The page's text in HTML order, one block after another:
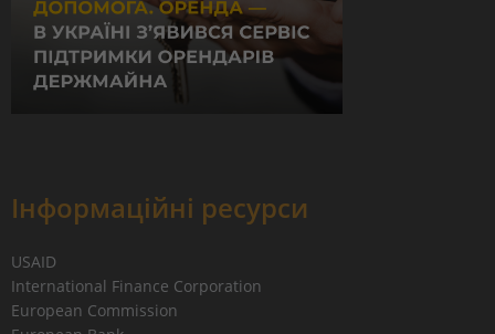
Інформаційні ресурси
USAID
International Finance Corporation
European Commission